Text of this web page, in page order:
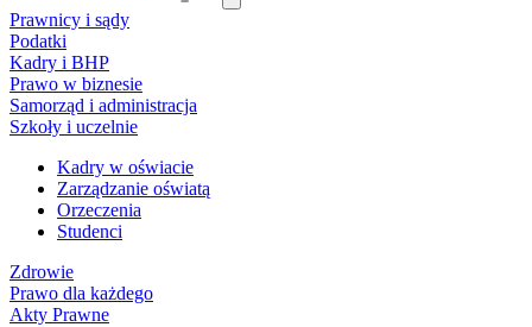
Prawnicy i sądy
Podatki
Kadry i BHP
Prawo w biznesie
Samorząd i administracja
Szkoły i uczelnie
Kadry w oświacie
Zarządzanie oświatą
Orzeczenia
Studenci
Zdrowie
Prawo dla każdego
Akty Prawne